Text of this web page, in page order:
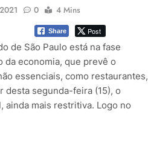
0 4 Mins
Share Post
de São Paulo está na fase
da economia, que prevê o
essenciais, como restaurantes,
desta segunda-feira (15), o
ainda mais restritiva. Logo no